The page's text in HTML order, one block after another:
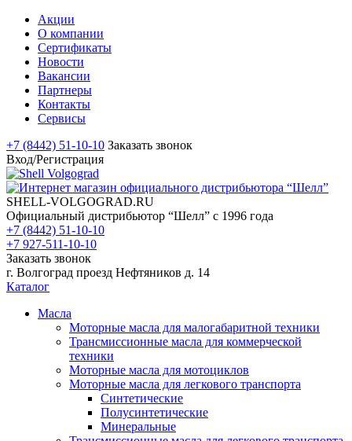
Акции
О компании
Сертификаты
Новости
Вакансии
Партнеры
Контакты
Сервисы
+7 (8442) 51-10-10 Заказать звонок
Вход/Регистрация
SHELL-VOLGOGRAD.RU
Официальный дистрибьютор “Шелл” с 1996 года
+7 (8442) 51-10-10
+7 927-511-10-10
Заказать звонок
г. Волгоград проезд Нефтяников д. 14
Каталог
Масла
Моторные масла для малогабаритной техники
Трансмиссионные масла для коммерческой
техники
Моторные масла для мотоциклов
Моторные масла для легкового транспорта
Синтетические
Полусинтетические
Минеральные